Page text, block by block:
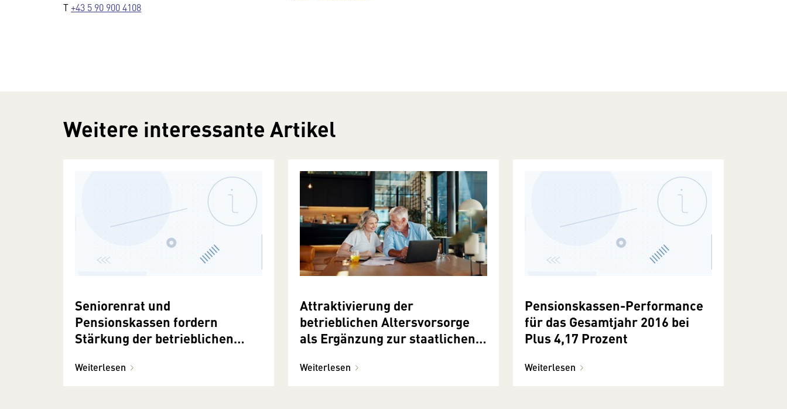
T+43 5 90 900 4108
Weitere interessante Artikel
Seniorenrat und
Pensionskassen fordern
Stärkung der betrieblichen
Weiterlesen
Attraktivierung der
betrieblichen Altersvorsorge
als Ergänzung zur staatlichen
Weiterlesen
Pensionskassen-Performance
für das Gesamtjahr 2016 bei
Plus 4,17 Prozent
Weiterlesen